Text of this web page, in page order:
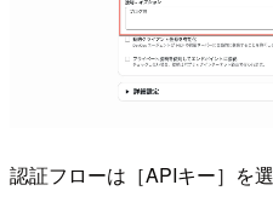
認証フローは［APIキー］を